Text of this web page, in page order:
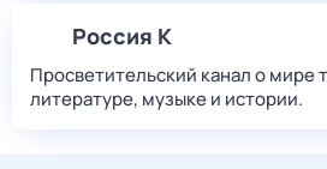
Россия К
Просветительский канал о мире
литературе, музыке и истории.